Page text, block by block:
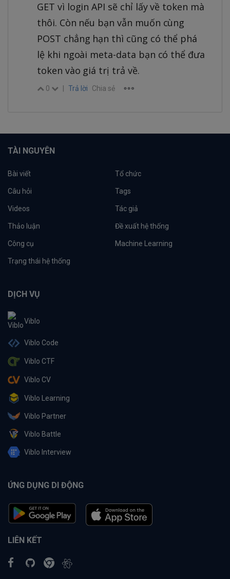
GET vì login API sẽ chỉ lấy về token mà
thôi. Còn nếu bạn vẫn muốn cùng
POST chẳng hạn thì cũng có thể phá
lệ khi ngoài meta-data bạn có thể đưa
token vào giá trị trả về.
0 Trả lời Chia sẻ
TÀI NGUYÊN
Bài viết Tổ chức
Câu hỏi Tags
Videos Tác giả
Thảo luận Đề xuất hệ thống
Công cụ Machine Learning
Trạng thái hệ thống
DỊCH VỤ
Viblo
Viblo Code
Viblo CTF
Viblo CV
Viblo Learning
Viblo Partner
Viblo Battle
Viblo Interview
ỨNG DỤNG DI ĐỘNG
LIÊN KẾT